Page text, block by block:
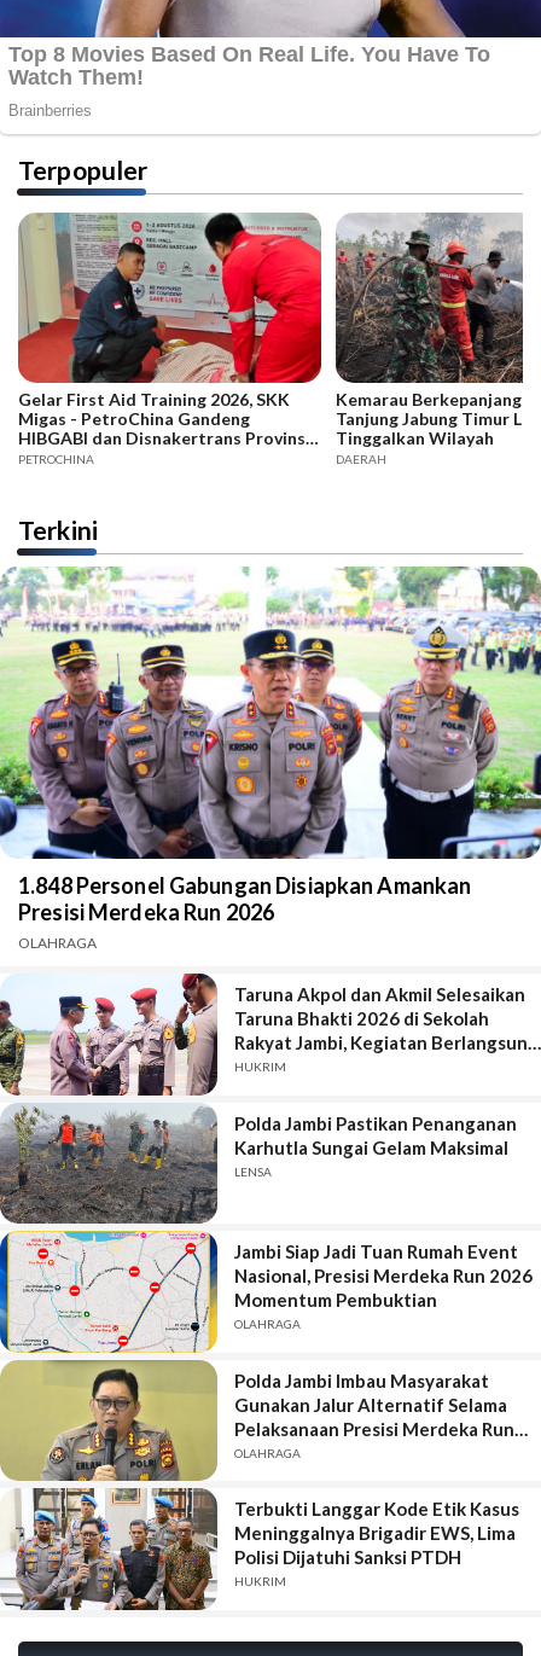
Terpopuler
Gelar First Aid Training 2026, SKK
Migas - PetroChina Gandeng
HIBGABI dan Disnakertrans Provinsi
Jambi
PETROCHINA
Kemarau
Tanjung Jabung Timur
Tinggalkan Wilayah
DAERAH
Terkini
1.848 Personel Gabungan Disiapkan Amankan
Presisi Merdeka Run 2026
OLAHRAGA
Taruna Akpol dan Akmil Selesaikan
Taruna Bhakti 2026 di Sekolah
Rakyat Jambi, Kegiatan Berlangsung
Aman dan Lancar
HUKRIM
Polda Jambi Pastikan Penanganan
Karhutla Sungai Gelam Maksimal
LENSA
Jambi Siap Jadi Tuan Rumah Event
Nasional, Presisi Merdeka Run 2026
Momentum Pembuktian
OLAHRAGA
Polda Jambi Imbau Masyarakat
Gunakan Jalur Alternatif Selama
Pelaksanaan Presisi Merdeka Run
2026
OLAHRAGA
Terbukti Langgar Kode Etik Kasus
Meninggalnya Brigadir EWS, Lima
Polisi Dijatuhi Sanksi PTDH
HUKRIM